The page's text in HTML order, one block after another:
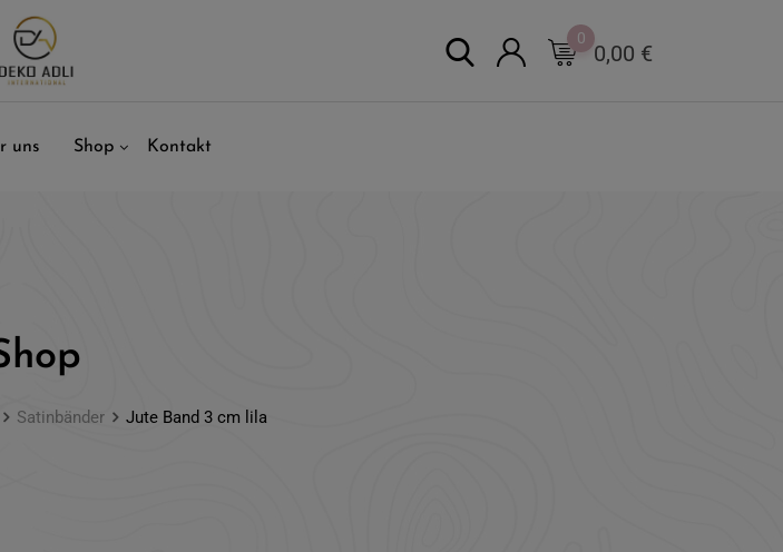
0,00 €
0
uns Shop Kontakt
Satinbänder Jute Band 3 cm lila